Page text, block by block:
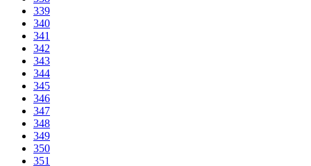
339
340
341
342
343
344
345
346
347
348
349
350
351